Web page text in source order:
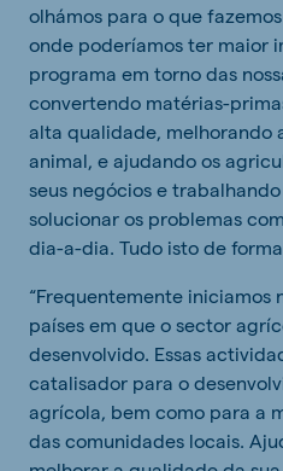
olhámos para o que
onde poderíamos ter maior
programa em torno das
convertendo matérias-
alta qualidade, melhorando
animal, e ajudando os
seus negócios e
solucionar os problemas
dia-a-dia. Tudo isto de
“Frequentemente iniciamos
países em que o sector
desenvolvido. Essas
catalisador para o
agrícola, bem como para a
das comunidades locais.